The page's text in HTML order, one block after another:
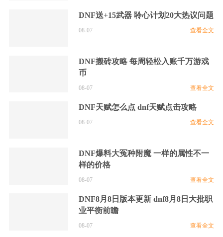
DNF送+15武器 聆心计划20大热议问题
08-07 查看全文
DNF搬砖攻略 每周轻松入账千万游戏
币
08-07 查看全文
DNF天赋怎么点 dnf天赋点击攻略
08-07 查看全文
DNF爆料大冤种附魔 一样的属性不一
样的价格
08-07 查看全文
DNF8月8日版本更新 dnf8月8日大批职
业平衡前瞻
08-07 查看全文